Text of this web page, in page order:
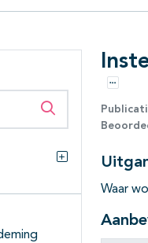
Zoeken
Opties
Waar